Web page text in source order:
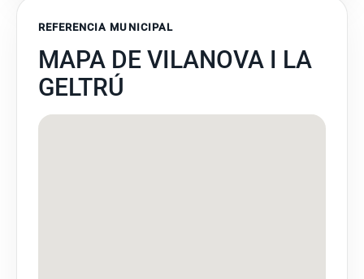
REFERENCIA MUNICIPAL
MAPA DE VILANOVA I LA
GELTRÚ